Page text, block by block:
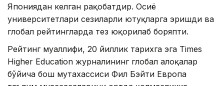
Япониядан келган рақобатдир. Осиё
университетлари сезиларли ютуқларга эришди ва
глобал рейтингларда тез юқорилаб боряпти.
Рейтинг муаллифи, 20 йиллик тарихга эга Times
Higher Education журналининг глобал алоқалар
бўйича бош мутахассиси Фил Бэйти Европа